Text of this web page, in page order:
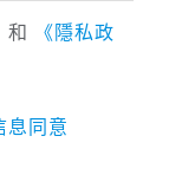
和
《隱私政
息同意